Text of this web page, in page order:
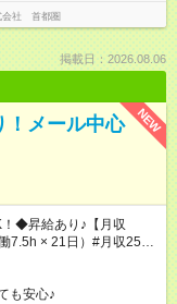
会社 首都圏
掲載日：2026.08.06
NEW
！メール中心
◆昇給あり♪【月収
7.5h × 21日）#月収25万
も安心♪